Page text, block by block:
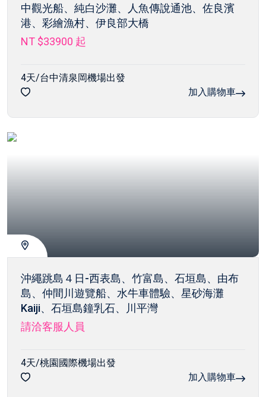
中觀光船、純白沙灘、人魚傳說通池、佐良濱
港、彩繪漁村、伊良部大橋
NT $33900 起
4天/台中清泉岡機場出發
加入購物車
沖繩跳島４日-西表島、竹富島、石垣島、由布
島、仲間川遊覽船、水牛車體驗、星砂海灘
Kaiji、石垣島鐘乳石、川平灣
請洽客服人員
4天/桃園國際機場出發
加入購物車